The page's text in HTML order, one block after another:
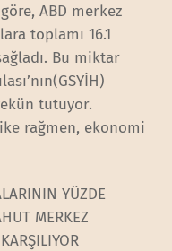
ABD merkez
toplamı 16.1
Bu miktar
tutuyor.
rağmen, ekonomi
YÜZDE
MERKEZ